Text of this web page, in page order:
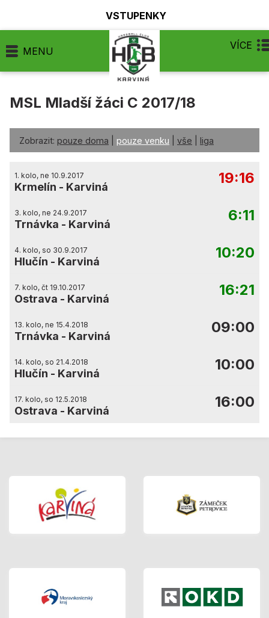
VSTUPENKY
MENU VÍCE
MSL Mladší žáci C 2017/18
Zobrazit: pouze doma pouze venku vše liga
1. kolo, ne 10.9.2017
Krmelín - Karviná
19:16
3. kolo, ne 24.9.2017
Trnávka - Karviná
6:11
4. kolo, so 30.9.2017
Hlučín - Karviná
10:20
7. kolo, čt 19.10.2017
Ostrava - Karviná
16:21
13. kolo, ne 15.4.2018
Trnávka - Karviná
09:00
14. kolo, so 21.4.2018
Hlučín - Karviná
10:00
17. kolo, so 12.5.2018
Ostrava - Karviná
16:00